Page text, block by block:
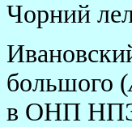
Чорний
большого (
в ОНП